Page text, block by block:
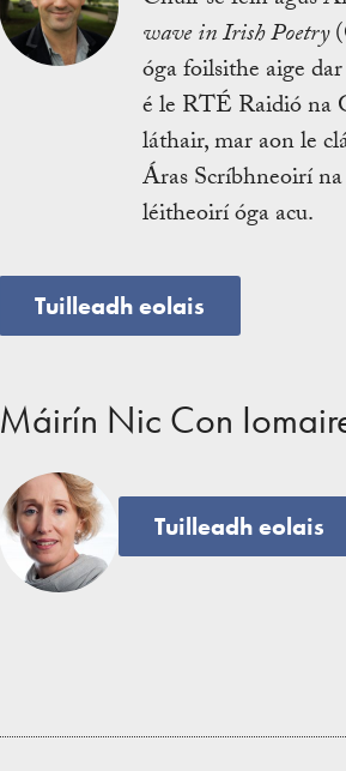
wave in Irish Poetry
óga foilsithe aige
é le RTÉ Raidió na
láthair, mar aon le
Áras Scríbhneoirí
léitheoirí óga acu.
Tuilleadh eolais
Máirín Nic Con
Tuilleadh eolais